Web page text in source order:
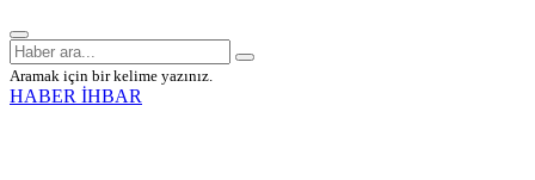
Aramak için bir kelime yazınız.
HABER İHBAR